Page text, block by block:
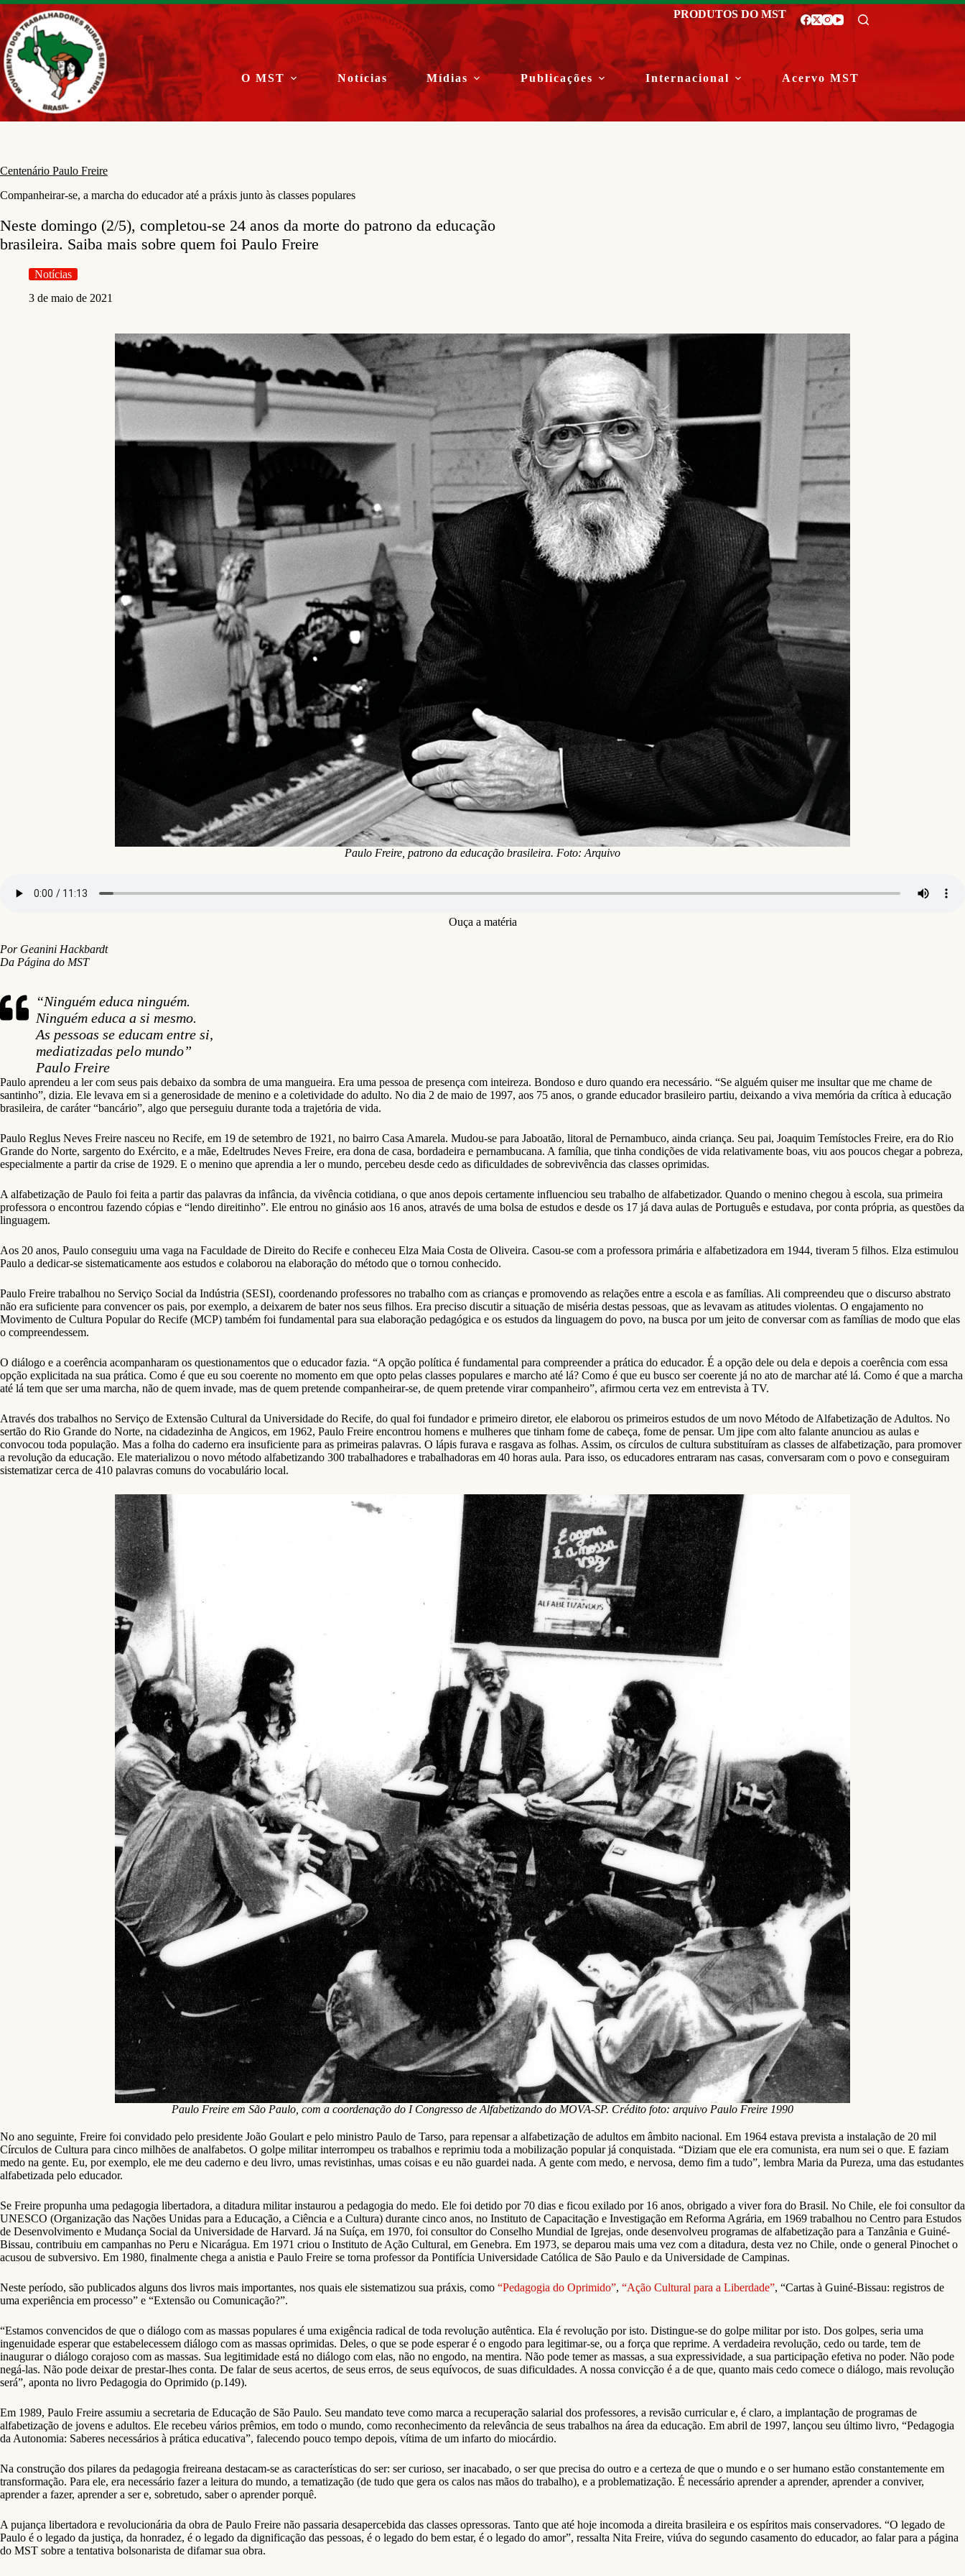
Pular
para
o
conteúdo
PRODUTOS DO MST
O MST Notícias Mídias Publicações Internacional Acervo MST
Centenário Paulo Freire
Companheirar-se, a marcha do educador até a práxis junto às classes populares
Neste domingo (2/5), completou-se 24 anos da morte do patrono da educação
brasileira. Saiba mais sobre quem foi Paulo Freire
Notícias
3 de maio de 2021
Paulo Freire, patrono da educação brasileira. Foto: Arquivo
Ouça a matéria
Por Geanini Hackbardt
Da Página do MST
“Ninguém educa ninguém.
Ninguém educa a si mesmo.
As pessoas se educam entre si,
mediatizadas pelo mundo”
Paulo Freire
Paulo aprendeu a ler com seus pais debaixo da sombra de uma mangueira. Era uma pessoa de presença com inteireza. Bondoso e duro quando era necessário. “Se alguém quiser me insultar que me chame de
santinho”, dizia. Ele levava em si a generosidade de menino e a coletividade do adulto. No dia 2 de maio de 1997, aos 75 anos, o grande educador brasileiro partiu, deixando a viva memória da crítica à educação
brasileira, de caráter “bancário”, algo que perseguiu durante toda a trajetória de vida.
Paulo Reglus Neves Freire nasceu no Recife, em 19 de setembro de 1921, no bairro Casa Amarela. Mudou-se para Jaboatão, litoral de Pernambuco, ainda criança. Seu pai, Joaquim Temístocles Freire, era do Rio
Grande do Norte, sargento do Exército, e a mãe, Edeltrudes Neves Freire, era dona de casa, bordadeira e pernambucana. A família, que tinha condições de vida relativamente boas, viu aos poucos chegar a pobreza,
especialmente a partir da crise de 1929. E o menino que aprendia a ler o mundo, percebeu desde cedo as dificuldades de sobrevivência das classes oprimidas.
A alfabetização de Paulo foi feita a partir das palavras da infância, da vivência cotidiana, o que anos depois certamente influenciou seu trabalho de alfabetizador. Quando o menino chegou à escola, sua primeira
professora o encontrou fazendo cópias e “lendo direitinho”. Ele entrou no ginásio aos 16 anos, através de uma bolsa de estudos e desde os 17 já dava aulas de Português e estudava, por conta própria, as questões da
linguagem.
Aos 20 anos, Paulo conseguiu uma vaga na Faculdade de Direito do Recife e conheceu Elza Maia Costa de Oliveira. Casou-se com a professora primária e alfabetizadora em 1944, tiveram 5 filhos. Elza estimulou
Paulo a dedicar-se sistematicamente aos estudos e colaborou na elaboração do método que o tornou conhecido.
Paulo Freire trabalhou no Serviço Social da Indústria (SESI), coordenando professores no trabalho com as crianças e promovendo as relações entre a escola e as famílias. Ali compreendeu que o discurso abstrato
não era suficiente para convencer os pais, por exemplo, a deixarem de bater nos seus filhos. Era preciso discutir a situação de miséria destas pessoas, que as levavam as atitudes violentas. O engajamento no
Movimento de Cultura Popular do Recife (MCP) também foi fundamental para sua elaboração pedagógica e os estudos da linguagem do povo, na busca por um jeito de conversar com as famílias de modo que elas
o compreendessem.
O diálogo e a coerência acompanharam os questionamentos que o educador fazia. “A opção política é fundamental para compreender a prática do educador. É a opção dele ou dela e depois a coerência com essa
opção explicitada na sua prática. Como é que eu sou coerente no momento em que opto pelas classes populares e marcho até lá? Como é que eu busco ser coerente já no ato de marchar até lá. Como é que a marcha
até lá tem que ser uma marcha, não de quem invade, mas de quem pretende companheirar-se, de quem pretende virar companheiro”, afirmou certa vez em entrevista à TV.
Através dos trabalhos no Serviço de Extensão Cultural da Universidade do Recife, do qual foi fundador e primeiro diretor, ele elaborou os primeiros estudos de um novo Método de Alfabetização de Adultos. No
sertão do Rio Grande do Norte, na cidadezinha de Angicos, em 1962, Paulo Freire encontrou homens e mulheres que tinham fome de cabeça, fome de pensar. Um jipe com alto falante anunciou as aulas e
convocou toda população. Mas a folha do caderno era insuficiente para as primeiras palavras. O lápis furava e rasgava as folhas. Assim, os círculos de cultura substituíram as classes de alfabetização, para promover
a revolução da educação. Ele materializou o novo método alfabetizando 300 trabalhadores e trabalhadoras em 40 horas aula. Para isso, os educadores entraram nas casas, conversaram com o povo e conseguiram
sistematizar cerca de 410 palavras comuns do vocabulário local.
Paulo Freire em São Paulo, com a coordenação do I Congresso de Alfabetizando do MOVA-SP. Crédito foto: arquivo Paulo Freire 1990
No ano seguinte, Freire foi convidado pelo presidente João Goulart e pelo ministro Paulo de Tarso, para repensar a alfabetização de adultos em âmbito nacional. Em 1964 estava prevista a instalação de 20 mil
Círculos de Cultura para cinco milhões de analfabetos. O golpe militar interrompeu os trabalhos e reprimiu toda a mobilização popular já conquistada. “Diziam que ele era comunista, era num sei o que. E faziam
medo na gente. Eu, por exemplo, ele me deu caderno e deu livro, umas revistinhas, umas coisas e eu não guardei nada. A gente com medo, e nervosa, demo fim a tudo”, lembra Maria da Pureza, uma das estudantes
alfabetizada pelo educador.
Se Freire propunha uma pedagogia libertadora, a ditadura militar instaurou a pedagogia do medo. Ele foi detido por 70 dias e ficou exilado por 16 anos, obrigado a viver fora do Brasil. No Chile, ele foi consultor da
UNESCO (Organização das Nações Unidas para a Educação, a Ciência e a Cultura) durante cinco anos, no Instituto de Capacitação e Investigação em Reforma Agrária, em 1969 trabalhou no Centro para Estudos
de Desenvolvimento e Mudança Social da Universidade de Harvard. Já na Suíça, em 1970, foi consultor do Conselho Mundial de Igrejas, onde desenvolveu programas de alfabetização para a Tanzânia e Guiné-
Bissau, contribuiu em campanhas no Peru e Nicarágua. Em 1971 criou o Instituto de Ação Cultural, em Genebra. Em 1973, se deparou mais uma vez com a ditadura, desta vez no Chile, onde o general Pinochet o
acusou de subversivo. Em 1980, finalmente chega a anistia e Paulo Freire se torna professor da Pontifícia Universidade Católica de São Paulo e da Universidade de Campinas.
Neste período, são publicados alguns dos livros mais importantes, nos quais ele sistematizou sua práxis, como “Pedagogia do Oprimido”, “Ação Cultural para a Liberdade”, “Cartas à Guiné-Bissau: registros de
uma experiência em processo” e “Extensão ou Comunicação?”.
“Estamos convencidos de que o diálogo com as massas populares é uma exigência radical de toda revolução autêntica. Ela é revolução por isto. Distingue-se do golpe militar por isto. Dos golpes, seria uma
ingenuidade esperar que estabelecessem diálogo com as massas oprimidas. Deles, o que se pode esperar é o engodo para legitimar-se, ou a força que reprime. A verdadeira revolução, cedo ou tarde, tem de
inaugurar o diálogo corajoso com as massas. Sua legitimidade está no diálogo com elas, não no engodo, na mentira. Não pode temer as massas, a sua expressividade, a sua participação efetiva no poder. Não pode
negá-las. Não pode deixar de prestar-lhes conta. De falar de seus acertos, de seus erros, de seus equívocos, de suas dificuldades. A nossa convicção é a de que, quanto mais cedo comece o diálogo, mais revolução
será”, aponta no livro Pedagogia do Oprimido (p.149).
Em 1989, Paulo Freire assumiu a secretaria de Educação de São Paulo. Seu mandato teve como marca a recuperação salarial dos professores, a revisão curricular e, é claro, a implantação de programas de
alfabetização de jovens e adultos. Ele recebeu vários prêmios, em todo o mundo, como reconhecimento da relevância de seus trabalhos na área da educação. Em abril de 1997, lançou seu último livro, “Pedagogia
da Autonomia: Saberes necessários à prática educativa”, falecendo pouco tempo depois, vítima de um infarto do miocárdio.
Na construção dos pilares da pedagogia freireana destacam-se as características do ser: ser curioso, ser inacabado, o ser que precisa do outro e a certeza de que o mundo e o ser humano estão constantemente em
transformação. Para ele, era necessário fazer a leitura do mundo, a tematização (de tudo que gera os calos nas mãos do trabalho), e a problematização. É necessário aprender a aprender, aprender a conviver,
aprender a fazer, aprender a ser e, sobretudo, saber o aprender porquê.
A pujança libertadora e revolucionária da obra de Paulo Freire não passaria desapercebida das classes opressoras. Tanto que até hoje incomoda a direita brasileira e os espíritos mais conservadores. “O legado de
Paulo é o legado da justiça, da honradez, é o legado da dignificação das pessoas, é o legado do bem estar, é o legado do amor”, ressalta Nita Freire, viúva do segundo casamento do educador, ao falar para a página
do MST sobre a tentativa bolsonarista de difamar sua obra.